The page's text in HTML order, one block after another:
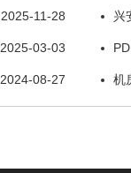
2025-11-28 兴
修服
2025-03-03
备气
2024-08-27 机